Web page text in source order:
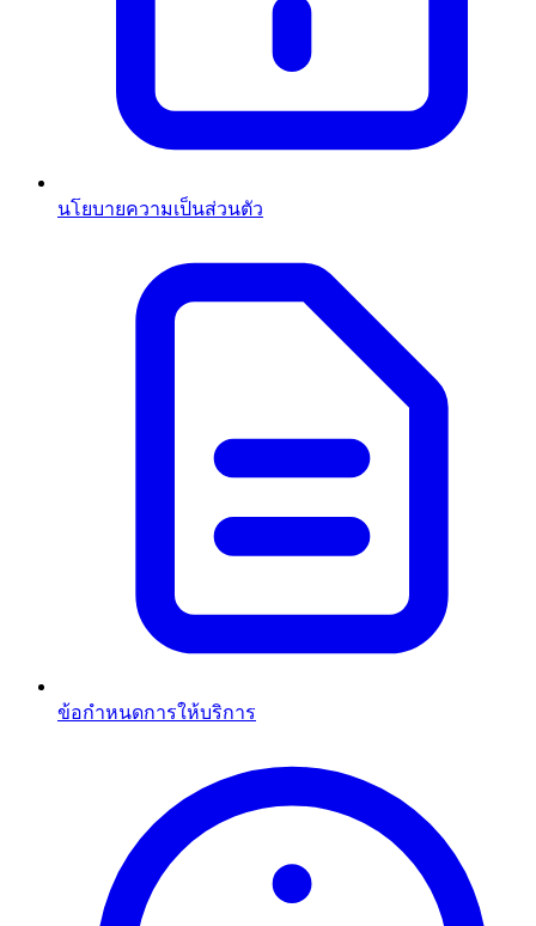
นโยบายความเป็นส่วนตัว
ข้อกำหนดการให้บริการ